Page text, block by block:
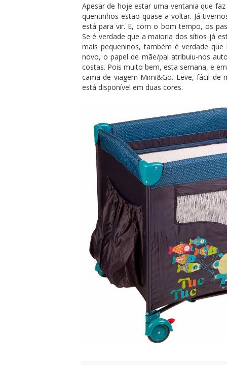
Apesar de hoje estar uma ventania que
quentinhos estão quase a voltar. Já
está para vir. E, com o bom tempo, os
Se é verdade que a maioria dos sítios já
mais pequeninos, também é verdade
novo, o papel de mãe/pai atribuiu-nos
costas. Pois muito bem, esta semana, e
cama de viagem Mimi&Go. Leve, fácil de
está disponível em duas cores.